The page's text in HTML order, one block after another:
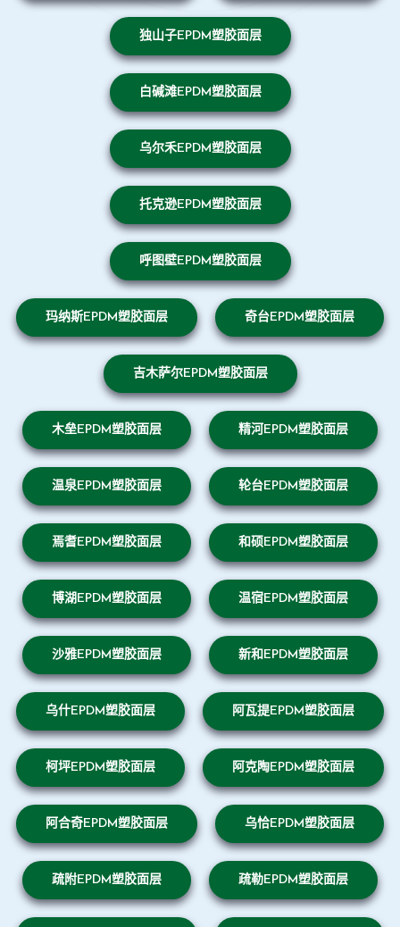
独山子EPDM塑胶面层
白碱滩EPDM塑胶面层
乌尔禾EPDM塑胶面层
托克逊EPDM塑胶面层
呼图壁EPDM塑胶面层
玛纳斯EPDM塑胶面层 奇台EPDM塑胶面层
吉木萨尔EPDM塑胶面层
木垒EPDM塑胶面层 精河EPDM塑胶面层
温泉EPDM塑胶面层 轮台EPDM塑胶面层
焉耆EPDM塑胶面层 和硕EPDM塑胶面层
博湖EPDM塑胶面层 温宿EPDM塑胶面层
沙雅EPDM塑胶面层 新和EPDM塑胶面层
乌什EPDM塑胶面层 阿瓦提EPDM塑胶面层
柯坪EPDM塑胶面层 阿克陶EPDM塑胶面层
阿合奇EPDM塑胶面层 乌恰EPDM塑胶面层
疏附EPDM塑胶面层 疏勒EPDM塑胶面层